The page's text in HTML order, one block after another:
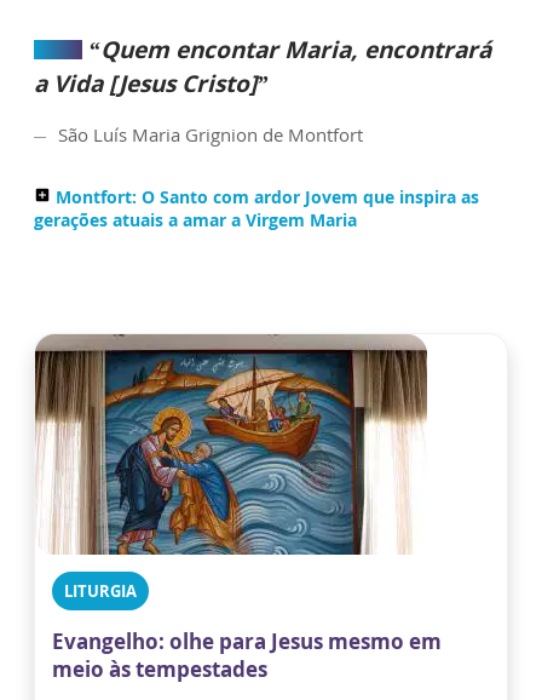
“Quem encontar Maria, encontrará
a Vida [Jesus Cristo]”
São Luís Maria Grignion de Montfort
add_box Montfort: O Santo com ardor Jovem que inspira as
gerações atuais a amar a Virgem Maria
LITURGIA
Evangelho: olhe para Jesus mesmo em
meio às tempestades